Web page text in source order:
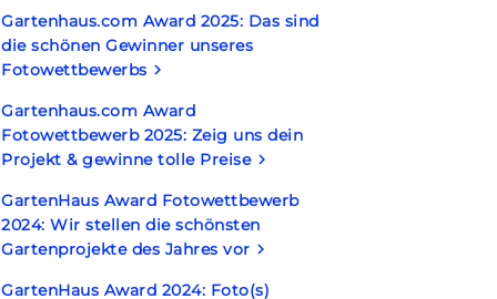
Gartenhaus.com Award 2025: Das sind
die schönen Gewinner unseres
Fotowettbewerbs keyboard_arrow_right
Gartenhaus.com Award
Fotowettbewerb 2025: Zeig uns dein
Projekt & gewinne tolle Preisekeyboard_arrow_right
GartenHaus Award Fotowettbewerb
2024: Wir stellen die schönsten
Gartenprojekte des Jahres vor keyboard_arrow_right
GartenHaus Award 2024: Foto(s)